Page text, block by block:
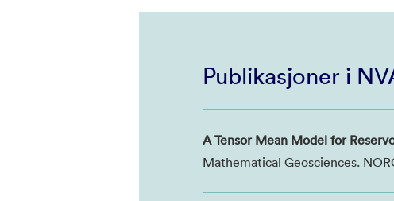
Publikasjoner i
A Tensor Mean Model for
Mathematical Geosciences.